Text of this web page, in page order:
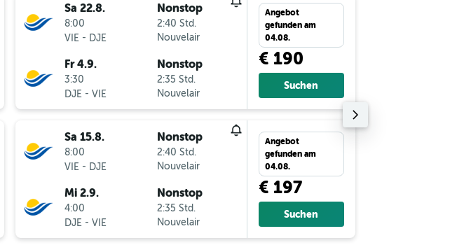
Sa 22.8.
8:00
VIE - DJE
Nonstop
2:40 Std.
Nouvelair
Fr 4.9.
3:30
DJE - VIE
Nonstop
2:35 Std.
Nouvelair
Angebot
gefunden am
04.08.
€ 190
Suchen
Sa 15.8.
8:00
VIE - DJE
Nonstop
2:40 Std.
Nouvelair
Mi 2.9.
4:00
DJE - VIE
Nonstop
2:35 Std.
Nouvelair
Angebot
gefunden am
04.08.
€ 197
Suchen